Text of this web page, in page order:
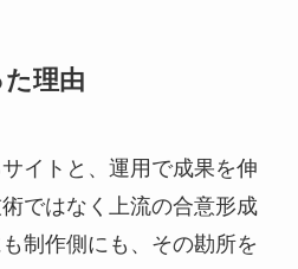
理由
イトと、運用で成果を伸
ではなく上流の合意形成
制作側にも、その勘所を